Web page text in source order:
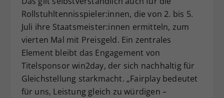
Rollstuhltennisspieler:innen, die von 2. bis 5.
Juli ihre Staatsmeister:innen ermitteln, zum
vierten Mal mit Preisgeld. Ein zentrales
Element bleibt das Engagement von
Titelsponsor win2day, der sich nachhaltig für
Gleichstellung starkmacht. „Fairplay bedeutet
für uns, Leistung gleich zu würdigen –